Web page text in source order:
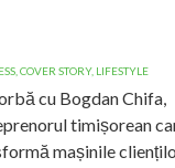
COVER STORY, LIFESTYLE
cu Bogdan Chifa,
timișorean
mașinile